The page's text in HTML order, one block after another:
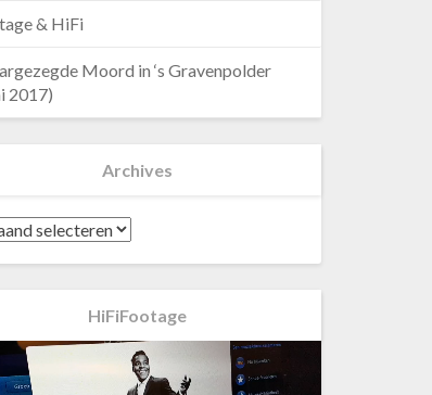
& HiFi
Moord in ‘s Gravenpolder
2017)
Archives
HiFiFootage